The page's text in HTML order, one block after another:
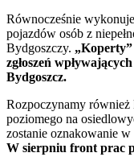
Równocześnie
pojazdów osób z
Bydgoszczy. „Koperty”
zgłoszeń
Bydgoszcz.
Rozpoczynamy również
poziomego na
zostanie oznakowanie
W sierpniu front prac